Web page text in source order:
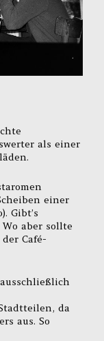
als einer
einer
Gibt’s
aber sollte
Café-
da
aus. So